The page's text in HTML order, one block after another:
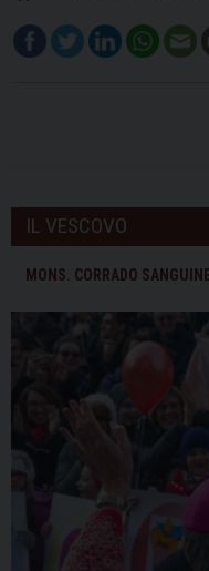
IL VESCOVO
MONS. CORRADO